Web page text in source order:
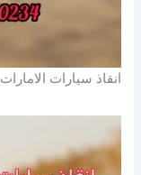
انقاذ سيارات الامارات